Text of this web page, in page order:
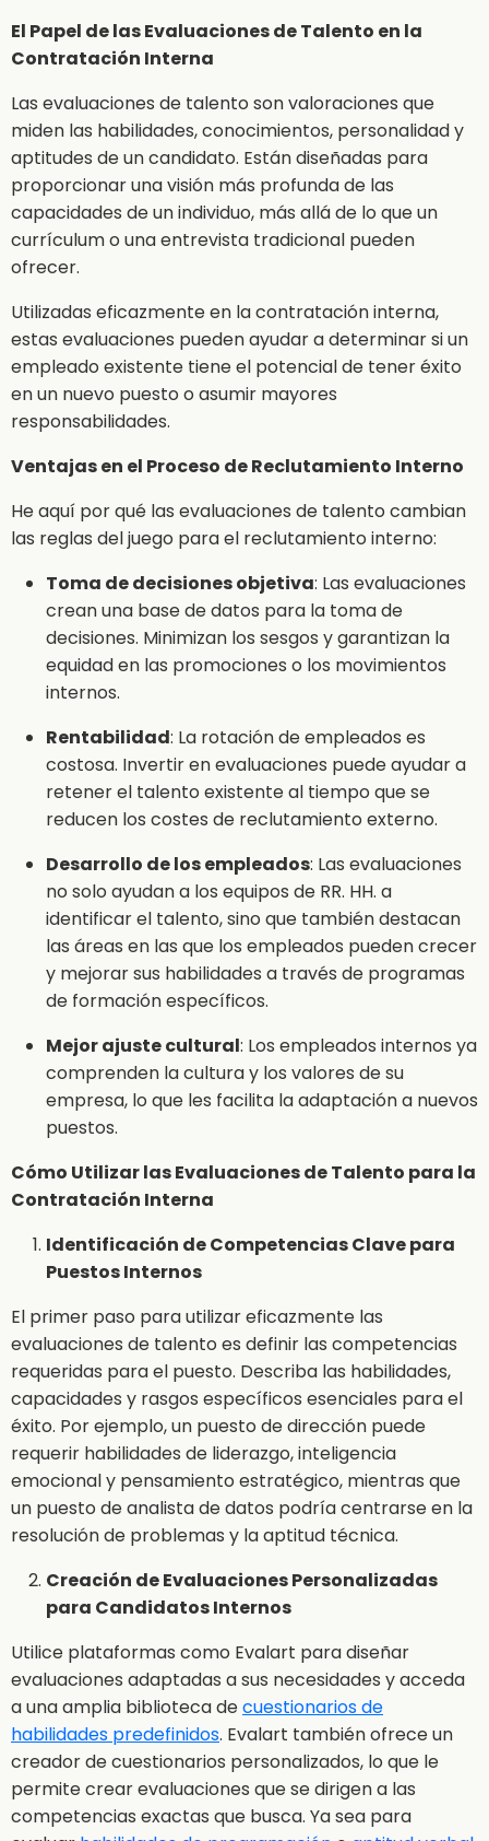
El Papel de las Evaluaciones de Talento en la
Contratación Interna
Las evaluaciones de talento son valoraciones que
miden las habilidades, conocimientos, personalidad y
aptitudes de un candidato. Están diseñadas para
proporcionar una visión más profunda de las
capacidades de un individuo, más allá de lo que un
currículum o una entrevista tradicional pueden
ofrecer.
Utilizadas eficazmente en la contratación interna,
estas evaluaciones pueden ayudar a determinar si un
empleado existente tiene el potencial de tener éxito
en un nuevo puesto o asumir mayores
responsabilidades.
Ventajas en el Proceso de Reclutamiento Interno
He aquí por qué las evaluaciones de talento cambian
las reglas del juego para el reclutamiento interno:
Toma de decisiones objetiva: Las evaluaciones
crean una base de datos para la toma de
decisiones. Minimizan los sesgos y garantizan la
equidad en las promociones o los movimientos
internos.
Rentabilidad: La rotación de empleados es
costosa. Invertir en evaluaciones puede ayudar a
retener el talento existente al tiempo que se
reducen los costes de reclutamiento externo.
Desarrollo de los empleados: Las evaluaciones
no solo ayudan a los equipos de RR. HH. a
identificar el talento, sino que también destacan
las áreas en las que los empleados pueden crecer
y mejorar sus habilidades a través de programas
de formación específicos.
Mejor ajuste cultural: Los empleados internos ya
comprenden la cultura y los valores de su
empresa, lo que les facilita la adaptación a nuevos
puestos.
Cómo Utilizar las Evaluaciones de Talento para la
Contratación Interna
Identificación de Competencias Clave para
Puestos Internos
El primer paso para utilizar eficazmente las
evaluaciones de talento es definir las competencias
requeridas para el puesto. Describa las habilidades,
capacidades y rasgos específicos esenciales para el
éxito. Por ejemplo, un puesto de dirección puede
requerir habilidades de liderazgo, inteligencia
emocional y pensamiento estratégico, mientras que
un puesto de analista de datos podría centrarse en la
resolución de problemas y la aptitud técnica.
Creación de Evaluaciones Personalizadas
para Candidatos Internos
Utilice plataformas como Evalart para diseñar
evaluaciones adaptadas a sus necesidades y acceda
a una amplia biblioteca decuestionarios de
habilidades predefinidos. Evalart también ofrece un
creador de cuestionarios personalizados, lo que le
permite crear evaluaciones que se dirigen a las
competencias exactas que busca. Ya sea para